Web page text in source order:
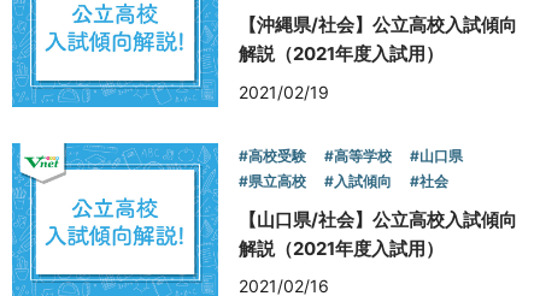
【沖縄県/社会】公立高校入試傾向
解説（2021年度入試用）
2021/02/19
#高校受験 #高等学校
#山口県
#県立高校
#入試傾向 #社会
【山口県/社会】公立高校入試傾向
解説（2021年度入試用）
2021/02/16